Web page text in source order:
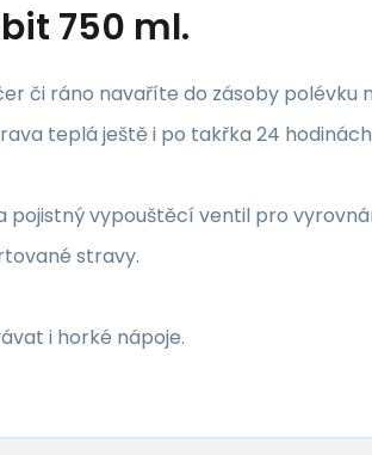
750 ml.
či ráno navaříte do zásoby polévku
teplá ještě i po takřka 24
pojistný vypouštěcí ventil pro
stravy.
i horké nápoje.